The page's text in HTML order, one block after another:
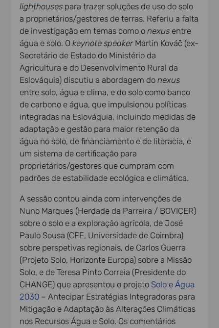
lighthouses para trazer soluções de uso do solo
a proprietários/gestores de terras. Referiu a falta
de investigação em temas como onexus entre
água e solo. Okeynote speakerMartin Kováč (ex-
Secretário de Estado do Ministério da
Agricultura e do Desenvolvimento Rural da
Eslováquia) discutiu a abordagem donexus
entre solo, água e clima, e do solo como banco
de carbono e água, que impulsionou políticas
integradas na Eslováquia, incluindo medidas de
adaptação e gestão para maior retenção da
água no solo, de financiamento e de literacia, e
um sistema de certificação para
proprietários/gestores que cumpram com
padrões de estabilidade ecológica e climática.
A sessão contou ainda com intervenções de
Nuno Marques (Herdade da Parreira / BOVICER)
sobre o solo e a exploração agrícola, de José
Paulo Sousa (CFE, Universidade de Coimbra)
sobre perspetivas regionais, de Carlos Guerra
(Projeto Solo, Horizonte Europa) sobre a Missão
Solo, e de Teresa Pinto Correia (Presidente do
CHANGE) que apresentou o projeto Solo e Água
2030 – Antecipar Estratégias Integradoras para
Mitigação e Adaptação às Alterações Climáticas
nos Recursos Água e Solo. Os comentários